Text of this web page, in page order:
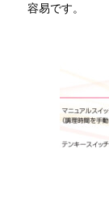
容易です。